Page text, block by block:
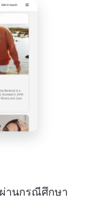
านกรณีศึกษา